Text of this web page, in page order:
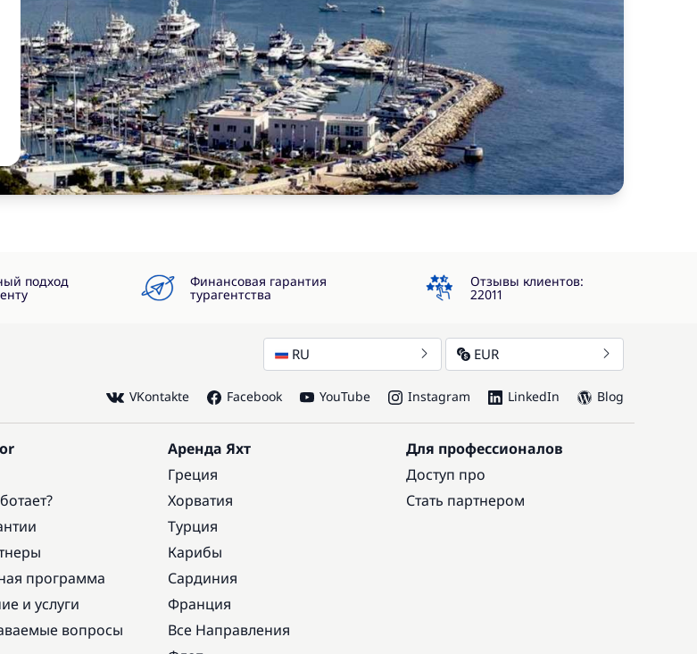
подход Финансовая гарантия
турагентства
4.3
Отзывы клиентов:
22011
RU EUR
VKontakte Facebook YouTube Instagram LinkedIn Blog
программа
и услуги
вопросы
Аренда Яхт
Греция
Хорватия
Турция
Карибы
Сардиния
Франция
Все Направления
Для профессионалов
Доступ про
Стать партнером